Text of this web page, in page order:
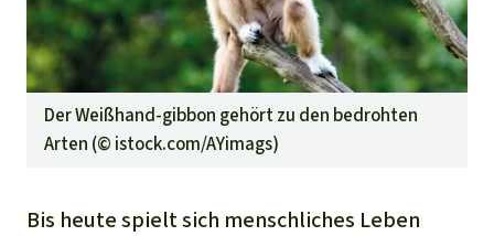
Der Weißhand-gibbon gehört zu den bedrohten
Arten (© istock.com/AYimags)
Bis heute spielt sich menschliches Leben